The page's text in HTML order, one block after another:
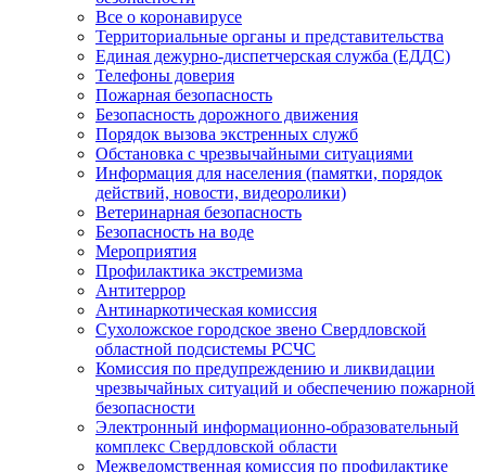
Все о коронавирусе
Территориальные органы и представительства
Единая дежурно-диспетчерская служба (ЕДДС)
Телефоны доверия
Пожарная безопасность
Безопасность дорожного движения
Порядок вызова экстренных служб
Обстановка с чрезвычайными ситуациями
Информация для населения (памятки, порядок
действий, новости, видеоролики)
Ветеринарная безопасность
Безопасность на воде
Мероприятия
Профилактика экстремизма
Антитеррор
Антинаркотическая комиссия
Сухоложское городское звено Свердловской
областной подсистемы РСЧС
Комиссия по предупреждению и ликвидации
чрезвычайных ситуаций и обеспечению пожарной
безопасности
Электронный информационно-образовательный
комплекс Cвердловской области
Межведомственная комиссия по профилактике